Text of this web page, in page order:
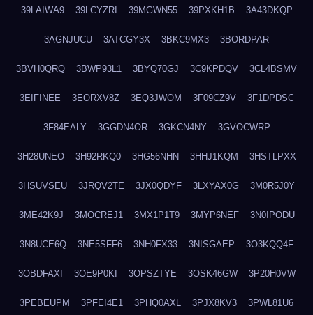
39LAIWA9 39LCYZRI 39MGWN55 39PXKH1B 3A43DKQP
3AGNJUCU 3ATCGY3X 3BKC9MX3 3BORDPAR
3BVH0QRQ 3BWP93L1 3BYQ70GJ 3C9KPDQV 3CL4BSMV
3EIFINEE 3EORXV8Z 3EQ3JWOM 3F09CZ9V 3F1DPDSC
3F84EALY 3GGDN4OR 3GKCN4NY 3GVOCWRP
3H28UNEO 3H92RKQ0 3HG56NHN 3HHJ1KQM 3HSTLPXX
3HSUVSEU 3JRQV2TE 3JX0QDYF 3LXYAX0G 3M0R5J0Y
3ME42K9J 3MOCREJ1 3MX1P1T9 3MYP6NEF 3N0IPODU
3N8UCE6Q 3NE5SFF6 3NH0FX33 3NISGAEP 3O3KQQ4F
3OBDFAXI 3OE9P0KI 3OPSZTYE 3OSK46GW 3P20H0VW
3PEBEUPM 3PFEI4E1 3PHQ0AXL 3PJX8KV3 3PWL81U6